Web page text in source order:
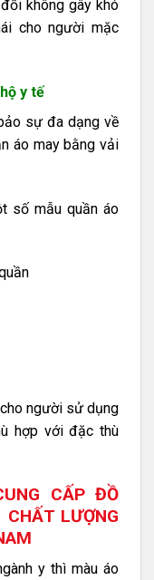
không gây khó
cho người mặc
y tế
sự đa dạng về
áo may bằng vải
số mẫu quần áo
người sử dụng
hợp với đặc thù
CẤP ĐỒ
LƯỢNG
y thì màu áo